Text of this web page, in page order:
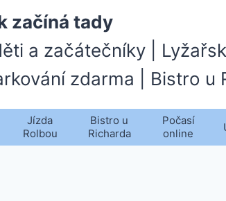
začíná tady
a začátečníky |
zdarma | Bistro u
Jízda
Rolbou
Bistro u
Richarda
Počasí
online